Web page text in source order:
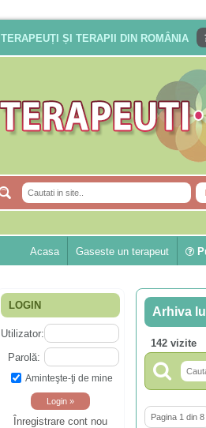
TERAPEUȚI ȘI TERAPII DIN ROMÂNIA
Acasa Gaseste un terapeut
LOGIN
Utilizator:
Parolă:
Aminteşte-ţi de mine
Înregistrare cont nou
Arhiva
142 vizite
Pagina 1 din 8